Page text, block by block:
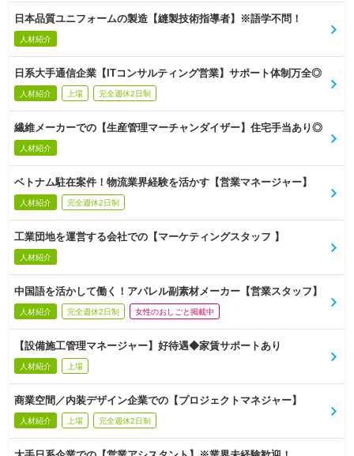
日本品質ユニフォームの製造【縫製技術指導者】※語学不問！
人材紹介
日系大手通信企業【ITコンサルティング営業】サポート体制万全◎
人材紹介 上場 完全週休2日制
繊維メーカーでの【生産管理マーチャンダイザー】住宅手当あり◎
人材紹介
ベトナム駐在案件！物流業界経験を活かす【営業マネージャー】
人材紹介 完全週休2日制
工業団地を運営する会社での【マーケティングスタッフ 】
人材紹介
中国語を活かして働く！アパレル副素材メーカー【営業スタッフ】
人材紹介 完全週休2日制 女性のおしごと掲載中
【設備施工管理マネージャー】好待遇◆家賃サポートあり
人材紹介 上場
商業空間／内装デザイン企業での【プロジェクトマネジャー】
人材紹介 上場 完全週休2日制